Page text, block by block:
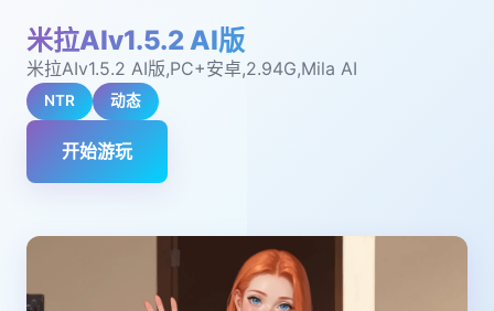
米拉AIv1.5.2 AI版
米拉AIv1.5.2 AI版,PC+安卓,2.94G,Mila AI
NTR 动态
开始游玩